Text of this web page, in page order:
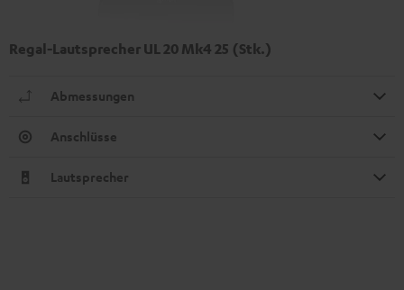
Regal-Lautsprecher UL 20 Mk4 25 (Stk.)
Abmessungen
Anschlüsse
Lautsprecher